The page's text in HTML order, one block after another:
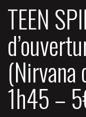
TEEN
(Nirvana
1h45 –